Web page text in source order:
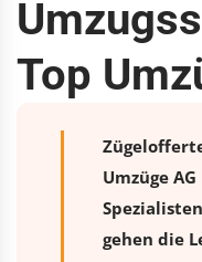
Top
Umzüge
gehen die